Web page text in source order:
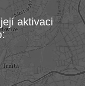
aktivaci